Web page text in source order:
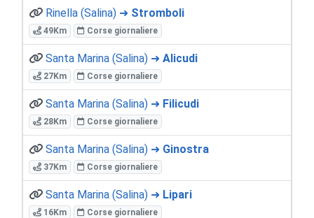
Rinella (Salina) ➜ Stromboli
49Km Corse giornaliere
Santa Marina (Salina) ➜ Alicudi
27Km Corse giornaliere
Santa Marina (Salina) ➜ Filicudi
28Km Corse giornaliere
Santa Marina (Salina) ➜ Ginostra
37Km Corse giornaliere
Santa Marina (Salina) ➜ Lipari
16Km Corse giornaliere